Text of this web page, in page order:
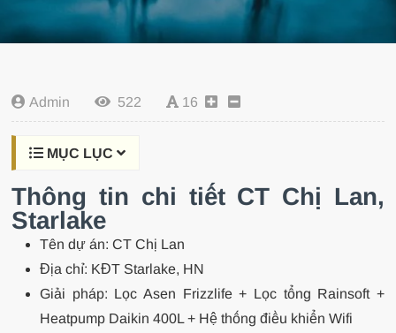
Admin 522 16
MỤC LỤC
Thông tin chi tiết CT Chị Lan,
Starlake
Tên dự án: CT Chị Lan
Địa chỉ: KĐT Starlake, HN
Giải pháp: Lọc Asen Frizzlife + Lọc tổng Rainsoft +
Heatpump Daikin 400L + Hệ thống điều khiển Wifi